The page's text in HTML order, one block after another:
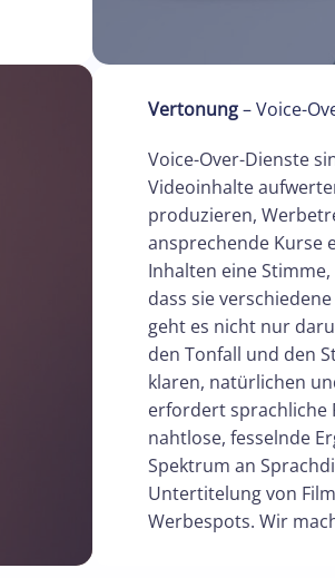
Vertonung– Voice-
Voice-Over-Dienste
Videoinhalte
produzieren,
ansprechende Kurse
Inhalten eine
dass sie
geht es nicht nur
den Tonfall und den
klaren, natürlichen
erfordert sprachliche
nahtlose, fesselnde
Spektrum an
Untertitelung von
Werbespots. Wir